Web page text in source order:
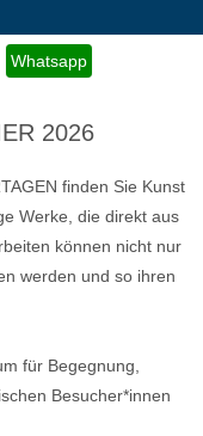
Whatsapp
2026
finden Sie Kunst
Werke, die direkt aus
können nicht nur
werden und so ihren
für Begegnung,
Besucher*innen